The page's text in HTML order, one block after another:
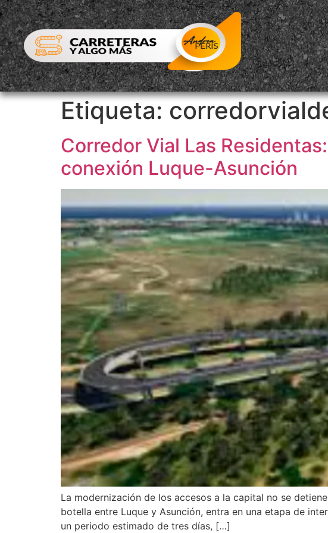
Etiqueta:
Corredor Vial Las
conexión Luque-Asunción
La modernización de los accesos a la capital no se
botella entre Luque y Asunción, entra en una etapa de
un periodo estimado de tres días, […]